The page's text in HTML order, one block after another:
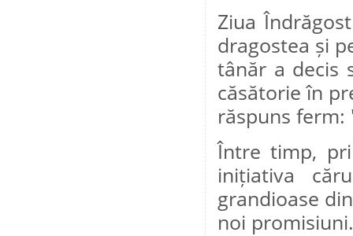
Ziua
dragostea și
tânăr a decis
căsătorie în
răspuns ferm:
Între timp,
inițiativa
grandioase
noi promisiuni.